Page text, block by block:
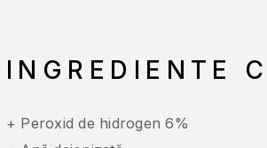
INGREDIENTE
+ Peroxid de hidrogen 6%